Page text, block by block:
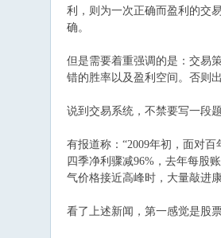
利，则为一次正确而盈利的交
确。
但是需要着重强调的是：交易
错的胜率以及盈利空间。否则
说到交易系统，不禁要写一段
有报道称：“2009年初，面对
四季净利骤减96%，去年每股
气价格接近高峰时，大量敲进
看了上述新闻，第一感觉是股